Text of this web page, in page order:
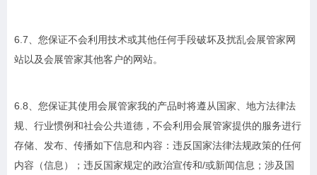
6.7、您保证不会利用技术或其他任何手段破坏及扰乱会展管家网
站以及会展管家其他客户的网站。
6.8、您保证其使用会展管家我的产品时将遵从国家、地方法律法
规、行业惯例和社会公共道德，不会利用会展管家提供的服务进行
存储、发布、传播如下信息和内容：违反国家法律法规政策的任何
内容（信息）；违反国家规定的政治宣传和/或新闻信息；涉及国